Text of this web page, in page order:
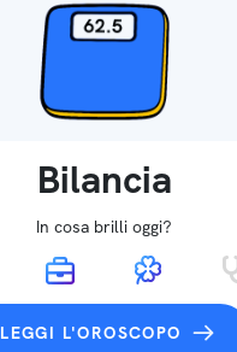
Bilancia
In cosa brilli oggi?
LEGGI L'OROSCOPO